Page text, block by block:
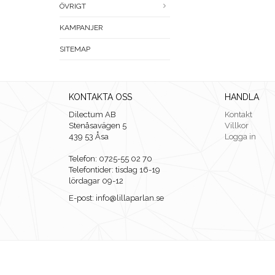
ÖVRIGT
KAMPANJER
SITEMAP
KONTAKTA OSS
Dilectum AB
Stenåsavägen 5
439 53 Åsa
Telefon: 0725-55 02 70
Telefontider: tisdag 16-19
lördagar 09-12
E-post: info@lillaparlan.se
HANDLA
Kontakt
Villkor
Logga in